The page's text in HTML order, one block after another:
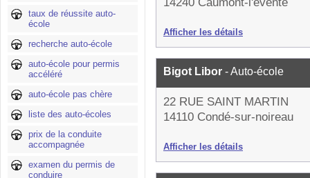
taux de réussite auto-
école
recherche auto-école
auto-école pour permis
accéléré
auto-école pas chère
liste des auto-écoles
prix de la conduite
accompagnée
examen du permis de
conduire
Afficher les détails
Bigot Libor - Auto-école
22 RUE SAINT MARTIN
14110 Condé-sur-noireau
Afficher les détails